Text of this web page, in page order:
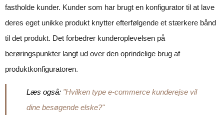
fastholde kunder. Kunder som har brugt en konfigurator til at lave
deres eget unikke produkt knytter efterfølgende et stærkere bånd
til det produkt. Det forbedrer kunderoplevelsen på
berøringspunkter langt ud over den oprindelige brug af
produktkonfiguratoren.
Læs også: "Hvilken type e-commerce kunderejse vil
dine besøgende elske?"